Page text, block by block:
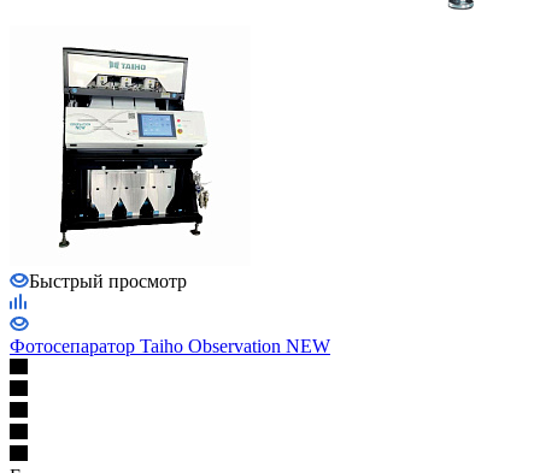
Быстрый просмотр
Фотосепаратор Taiho Observation NEW